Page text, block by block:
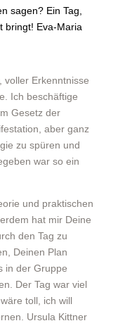
sagen? Ein Tag,
bringt! Eva-Maria
voller Erkenntnisse
Ich beschäftige
Gesetz der
aber ganz
zu spüren und
war so ein
und praktischen
hat mir Deine
den Tag zu
Deinen Plan
in der Gruppe
Der Tag war viel
toll, ich will
Ursula Kittner